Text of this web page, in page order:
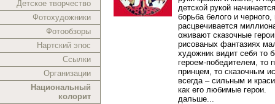
Детское творчество
Фотохудожники
Фотообзоры
Нартский эпос
Ссылки
Организации
Национальный
колорит
детской рукой
борьба белого и черного,
расцвечивается
оживают сказочные
рисованых фантазиях
художник видит себя то
героем-победителем, то
принцем, то сказочным
всегда – сильным и
как его любимые герои.
дальше...